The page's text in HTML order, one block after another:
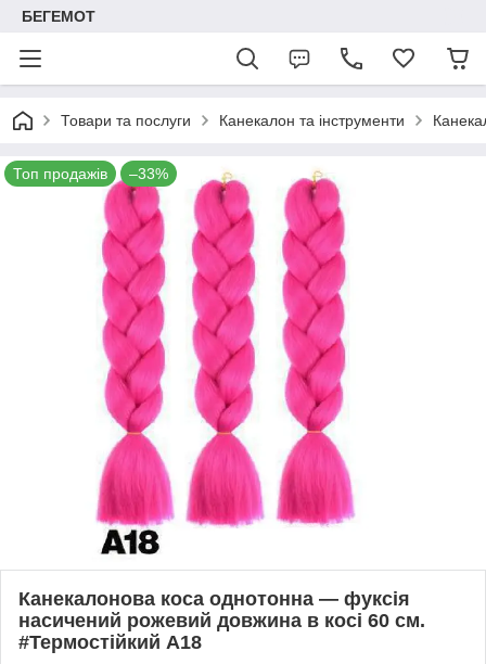
БЕГЕМОТ
Товари та послуги Канекалон та інструменти
Топ продажів –33%
Канекалонова коса однотонна — фуксія
насичений рожевий довжина в косі 60 см.
#Термостійкий А18